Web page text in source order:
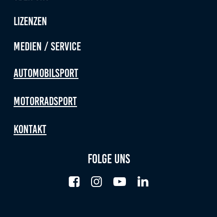
Lizenzen
Medien / Service
Automobilsport
Motorradsport
Kontakt
Folge uns